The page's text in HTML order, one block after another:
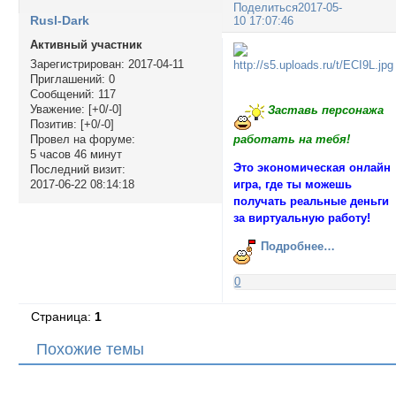
Поделиться2017-05-
10 17:07:46
Rusl-Dark
Активный участник
Зарегистрирован: 2017-04-11
Приглашений: 0
Сообщений: 117
Уважение: [+0/-0]
Позитив: [+0/-0]
Провел на форуме:
5 часов 46 минут
Последний визит:
2017-06-22 08:14:18
Заставь персонажа
работать на тебя!
Это экономическая онлайн
игра, где ты можешь
получать реальные деньги
за виртуальную работу!
Подробнее…
0
Страница: 1
Похожие темы